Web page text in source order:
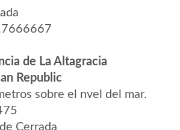
de La Altagracia
Republic
sobre el nvel del mar.
Cerrada